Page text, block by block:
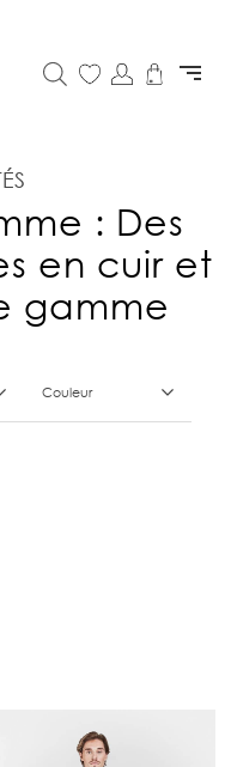
: Des
en cuir et
gamme
Couleur